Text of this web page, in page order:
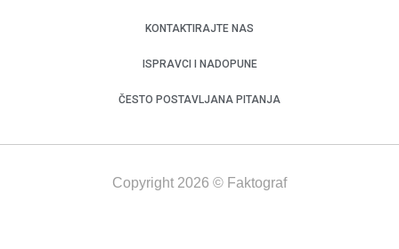
KONTAKTIRAJTE NAS
ISPRAVCI I NADOPUNE
ČESTO POSTAVLJANA PITANJA
Copyright 2026 © Faktograf